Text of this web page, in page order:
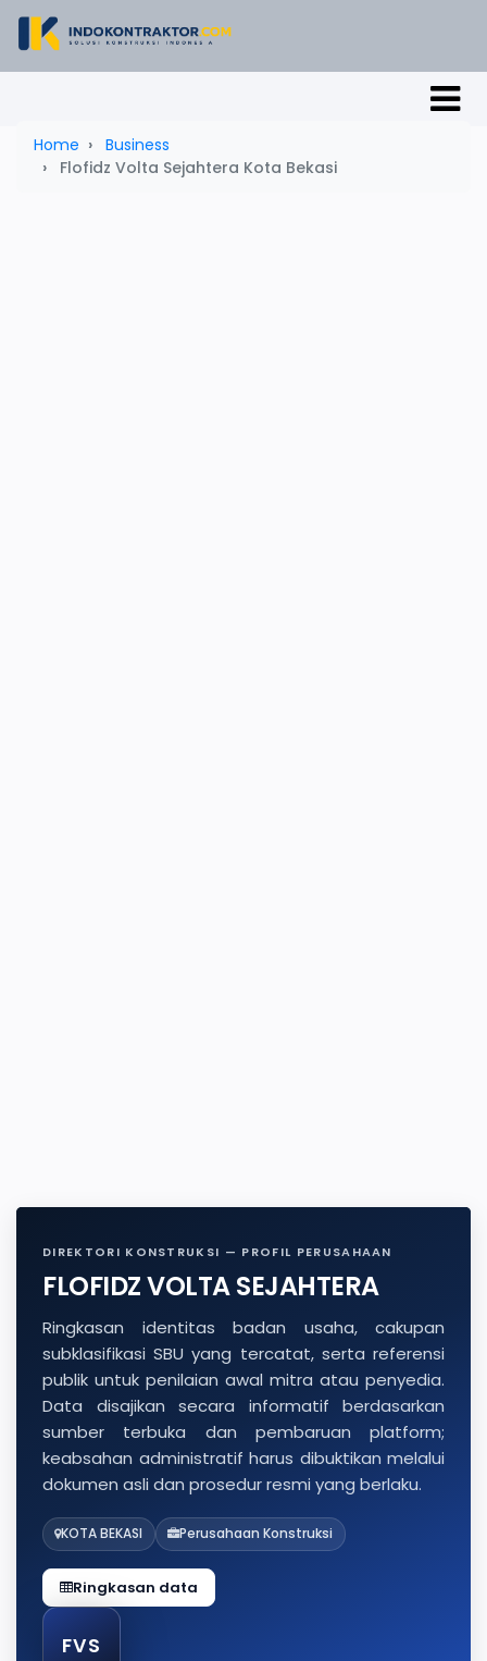
Home
Business
Flofidz Volta Sejahtera Kota Bekasi
DIREKTORI KONSTRUKSI — PROFIL PERUSAHAAN
FLOFIDZ VOLTA SEJAHTERA
Ringkasan identitas badan usaha, cakupan
subklasifikasi SBU yang tercatat, serta referensi
publik untuk penilaian awal mitra atau penyedia.
Data disajikan secara informatif berdasarkan
sumber terbuka dan pembaruan platform;
keabsahan administratif harus dibuktikan melalui
dokumen asli dan prosedur resmi yang berlaku.
KOTA BEKASI Perusahaan Konstruksi
Ringkasan data
FVS